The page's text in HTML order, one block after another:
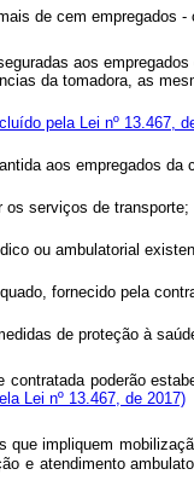
mais de cem
aos
da tomadora, as
pela Lei nº 13.467,
aos empregados
os serviços de transporte;
ou ambulatorial
fornecido pela
de proteção à
poderão
Lei nº 13.467, de 2017)
que impliquem
e atendimento